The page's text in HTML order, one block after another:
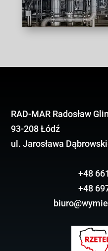
RAD-MAR Radosław
93-208 Łódź
ul. Jarosława
+48
+48